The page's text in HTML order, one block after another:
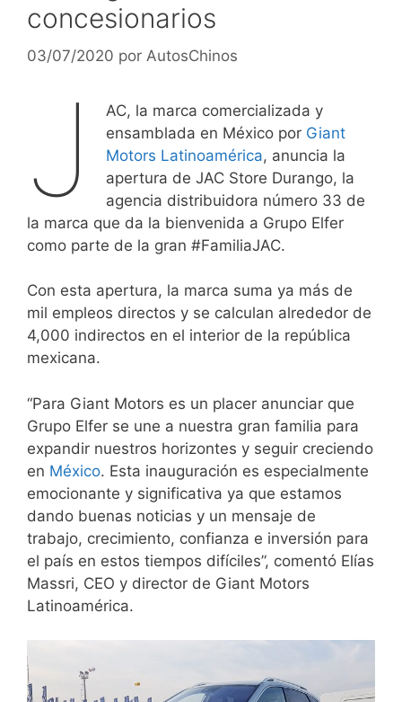
concesionarios
03/07/2020 por AutosChinos
J
AC, la marca comercializada y
ensamblada en México por Giant
Motors Latinoamérica, anuncia la
apertura de JAC Store Durango, la
agencia distribuidora número 33 de
la marca que da la bienvenida a Grupo Elfer
como parte de la gran #FamiliaJAC.
Con esta apertura, la marca suma ya más de
mil empleos directos y se calculan alrededor de
4,000 indirectos en el interior de la república
mexicana.
“Para Giant Motors es un placer anunciar que
Grupo Elfer se une a nuestra gran familia para
expandir nuestros horizontes y seguir creciendo
en México. Esta inauguración es especialmente
emocionante y significativa ya que estamos
dando buenas noticias y un mensaje de
trabajo, crecimiento, confianza e inversión para
el país en estos tiempos difíciles”, comentó Elías
Massri, CEO y director de Giant Motors
Latinoamérica.